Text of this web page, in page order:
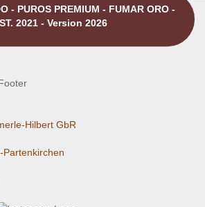
- PUROS PREMIUM - FUMAR ORO -
2021 - Version 2026
Hilbert GbR
Partenkirchen